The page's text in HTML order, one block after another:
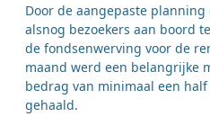
Door de aangepaste
alsnog bezoekers aan boord
de fondsenwerving voor de
maand werd een belangrijke
bedrag van minimaal een
gehaald.